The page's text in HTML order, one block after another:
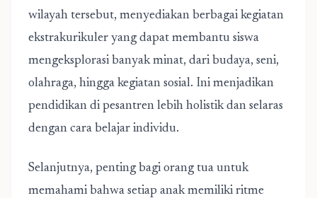
wilayah tersebut, menyediakan berbagai kegiatan
ekstrakurikuler yang dapat membantu siswa
mengeksplorasi banyak minat, dari budaya, seni,
olahraga, hingga kegiatan sosial. Ini menjadikan
pendidikan di pesantren lebih holistik dan selaras
dengan cara belajar individu.
Selanjutnya, penting bagi orang tua untuk
memahami bahwa setiap anak memiliki ritme